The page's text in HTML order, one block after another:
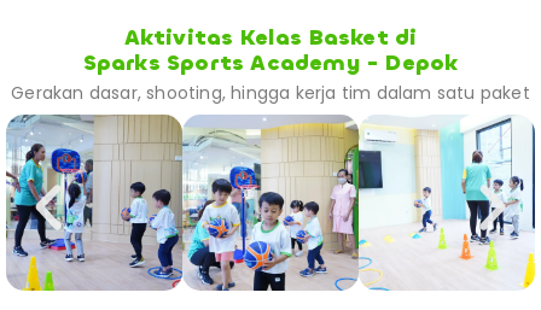
Aktivitas Kelas Basket di
Sparks Sports Academy - Depok
Gerakan dasar, shooting, hingga kerja tim dalam satu paket